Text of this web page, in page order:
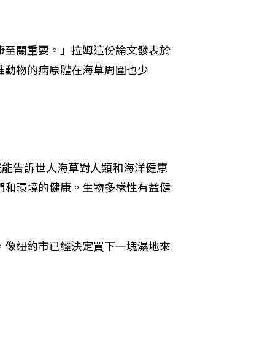
至關重要。」拉姆這份論文發表於
動物的病原體在海草周圍也少
告訴世人海草對人類和海洋健康
環境的健康。生物多樣性有益健
紐約市已經決定買下一塊濕地來